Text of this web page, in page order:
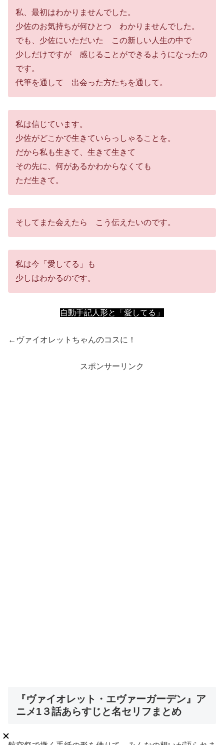
私、最初はわかりませんでした。
少佐のお気持ちが何ひとつ わかりませんでした。
でも、少佐にいただいた この新しい人生の中で
少しだけですが 感じることができるようになったの
です。
代筆を通して 出会った方たちを通して。
私は信じています。
少佐がどこかで生きていらっしゃることを。
だから私も生きて、生きて生きて
その先に、何があるかわからなくても
ただ生きて。
そしてまた会えたら こう伝えたいのです。
私は今「愛してる」も
少しはわかるのです。
自動手記人形と「愛してる」
←ヴァイオレットちゃんのコスに！
スポンサーリンク
『ヴァイオレット・エヴァーガーデン』ア
ニメ1３話あらすじと名セリフまとめ